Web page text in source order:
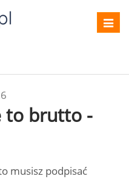
to brutto -
musisz podpisać